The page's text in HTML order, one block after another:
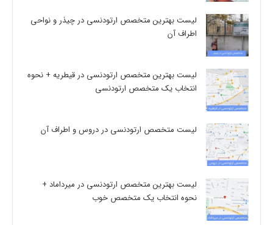
لیست بهترین متخصص ارتودنسی در چیذر و نواحی
اطراف آن
لیست بهترین متخصص ارتودنسی در قیطریه + نحوه
انتخاب یک متخصص ارتودنسی
لیست متخصص ارتودنسی در دروس و اطراف آن
لیست بهترین متخصص ارتودنسی در میرداماد +
نحوه انتخاب یک متخصص خوب